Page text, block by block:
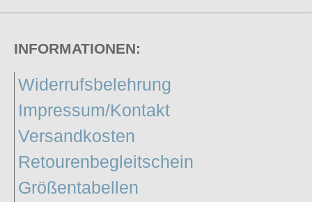
INFORMATIONEN:
Widerrufsbelehrung
Impressum/Kontakt
Versandkosten
Retourenbegleitschein
Größentabellen